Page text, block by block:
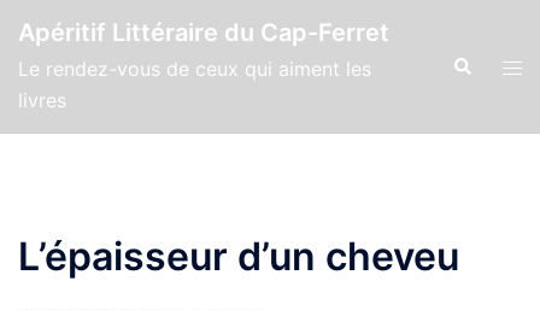
Apéritif Littéraire du Cap-Ferret
Le rendez-vous de ceux qui aiment les
livres
L’épaisseur d’un cheveu